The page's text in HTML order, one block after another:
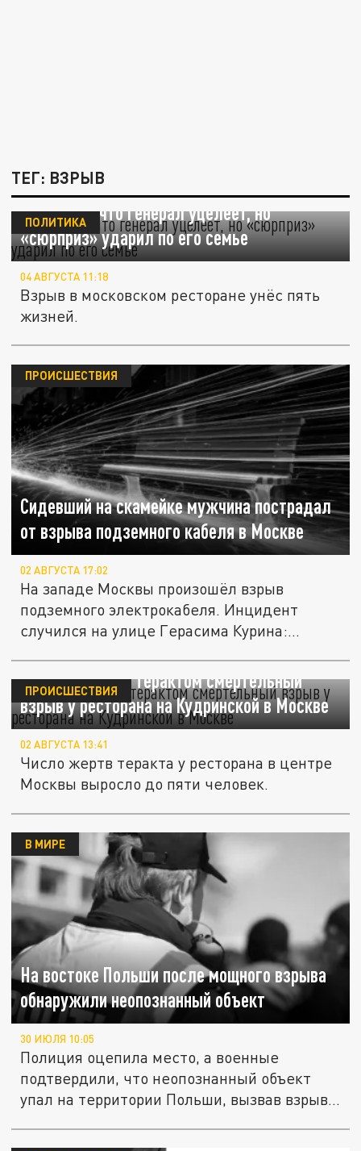
ТЕГ: ВЗРЫВ
Враг знал, что генерал уцелеет, но
«сюрприз» ударил по его семье
ПОЛИТИКА
04 АВГУСТА 11:18
Взрыв в московском ресторане унёс пять
жизней.
Сидевший на скамейке мужчина пострадал
от взрыва подземного кабеля в Москве
ПРОИСШЕСТВИЯ
02 АВГУСТА 17:02
На западе Москвы произошёл взрыв
подземного электрокабеля. Инцидент
случился на улице Герасима Курина:...
Собянин назвал терактом смертельный
взрыв у ресторана на Кудринской в Москве
ПРОИСШЕСТВИЯ
02 АВГУСТА 13:41
Число жертв теракта у ресторана в центре
Москвы выросло до пяти человек.
На востоке Польши после мощного взрыва
обнаружили неопознанный объект
В МИРЕ
30 ИЮЛЯ 10:05
Полиция оцепила место, а военные
подтвердили, что неопознанный объект
упал на территории Польши, вызвав взрыв...